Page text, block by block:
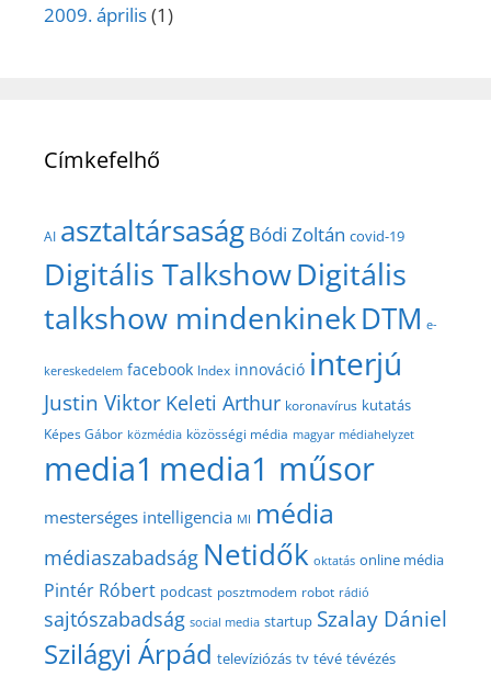
2009. április(1)
Címkefelhő
AI asztaltársaság Bódi Zoltán covid-19
Digitális TalkshowDigitális
talkshow mindenkinekDTM e-
kereskedelem facebook Index innováció interjú
Justin Viktor Keleti Arthur koronavírus kutatás
Képes Gábor közmédia közösségi média magyar médiahelyzet
media1 media1 műsor
mesterséges intelligencia MI média
médiaszabadság Netidők oktatás online média
Pintér Róbert podcast posztmodem robot rádió
sajtószabadság social media startup Szalay Dániel
Szilágyi Árpád televíziózás tv tévé tévézés